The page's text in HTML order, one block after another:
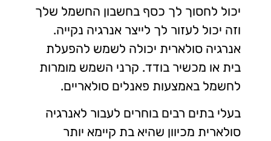
יכול לחסוך לך כסף בחשבון החשמל שלך
וזה יכול לעזור לך לייצר אנרגיה נקייה.
אנרגיה סולארית יכולה לשמש להפעלת
בית או מכשיר בודד. קרני השמש מומרות
לחשמל באמצעות פאנלים סולאריים.
בעלי בתים רבים בוחרים לעבור לאנרגיה
סולארית מכיוון שהיא בת קיימא יותר